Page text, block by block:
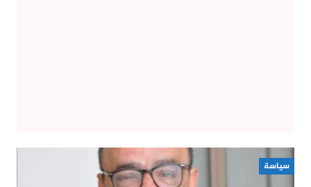
سياسة